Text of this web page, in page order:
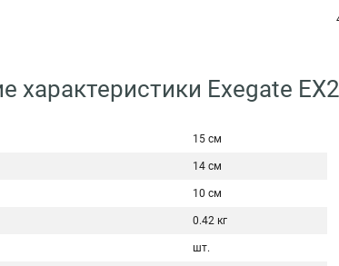
характеристики Exegate
15 см
14 см
10 см
0.42 кг
шт.